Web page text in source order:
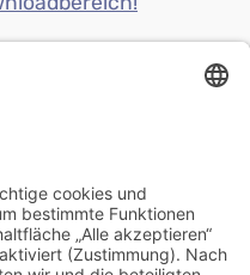
DRÜCKEN